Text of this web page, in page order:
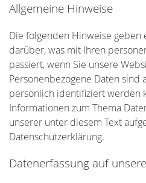
Allgemeine Hinweise
Die folgenden Hinweise
darüber, was mit Ihren
passiert, wenn Sie unsere
Personenbezogene Daten sind
persönlich identifiziert werden
Informationen zum Thema
unserer unter diesem Text
Datenschutzerklärung.
Datenerfassung auf